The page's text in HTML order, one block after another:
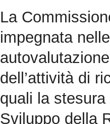
La
impegnata
dell’attività di
quali la
Sviluppo della